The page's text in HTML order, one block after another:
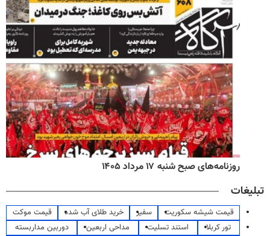
روزنامه‌های صبح شنبه ۱۷ مرداد ۱۴۰۵
تبلیغات
قیمت شیشه سکوریت سفیر خرید طلای آب شده
قیمت موکت
تور کربلا
استند تسلیت مداحی اربعین
دوربین مداربسته